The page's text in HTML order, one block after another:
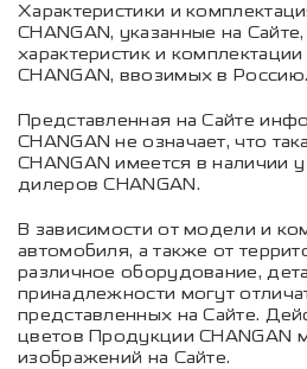
Характеристики и
CHANGAN, указанные на
характеристик и
CHANGAN, ввозимых в Россию.
Представленная на Сайте
CHANGAN не означает, что
CHANGAN имеется в наличии
дилеров CHANGAN.
В зависимости от модели и
автомобиля, а также от
различное оборудование,
принадлежности могут
представленных на Сайте.
цветов Продукции CHANGAN
изображений на Сайте.